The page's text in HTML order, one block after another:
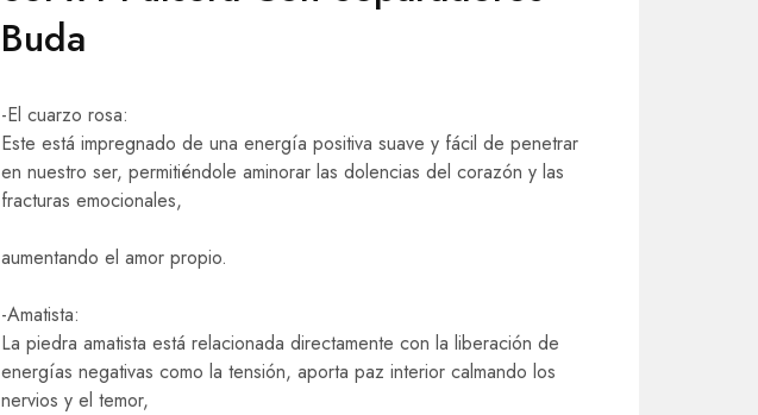
Buda
-El cuarzo rosa:
Este está impregnado de una energía positiva suave y fácil de penetrar
en nuestro ser, permitiéndole aminorar las dolencias del corazón y las
fracturas emocionales,
aumentando el amor propio.
-Amatista:
La piedra amatista está relacionada directamente con la liberación de
energías negativas como la tensión, aporta paz interior calmando los
nervios y el temor,